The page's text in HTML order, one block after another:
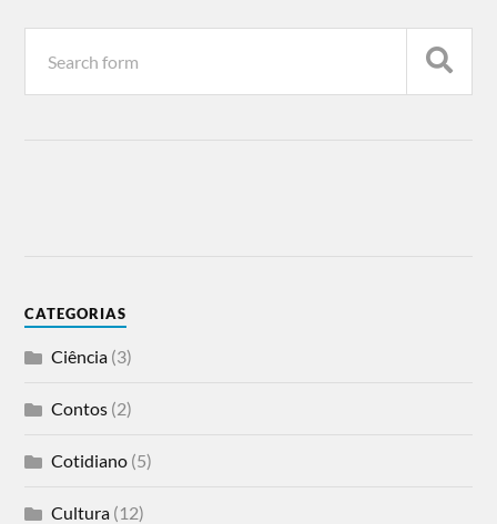
CATEGORIAS
Ciência (3)
Contos (2)
Cotidiano (5)
Cultura (12)